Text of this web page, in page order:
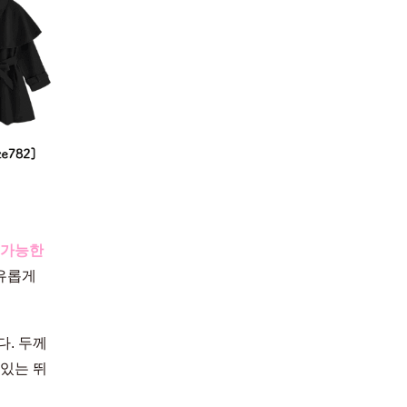
능한
게
. 두께
는 뛰